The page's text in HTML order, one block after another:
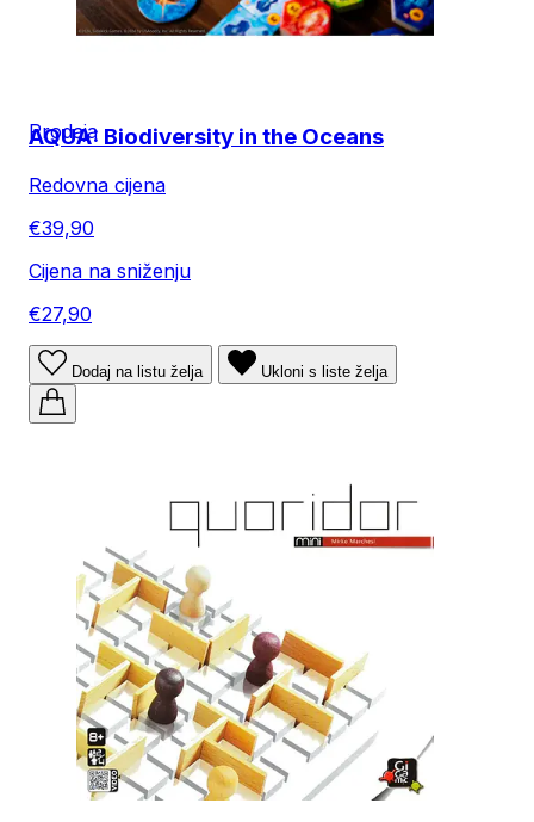
Prodaja
AQUA: Biodiversity in the Oceans
Redovna cijena
€39,90
Cijena na sniženju
€27,90
Dodaj na listu želja Ukloni s liste želja